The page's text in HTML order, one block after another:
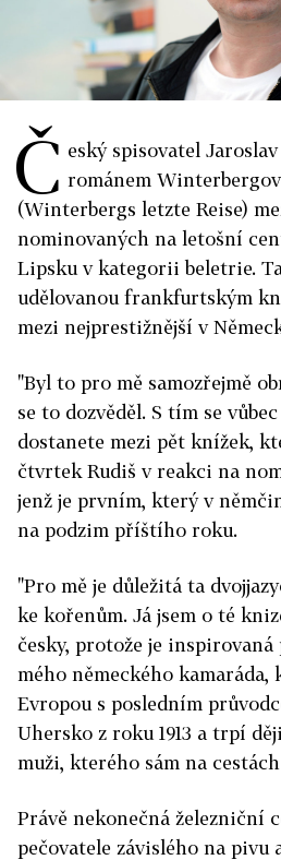
Č eský spisovatel
románem
(Winterbergs letzte Reise)
nominovaných na letošní
Lipsku v kategorii beletrie.
udělovanou frankfurtským
mezi nejprestižnější v
"Byl to pro mě samozřejmě
se to dozvěděl. S tím se
dostanete mezi pět knížek,
čtvrtek Rudiš v reakci na
jenž je prvním, který v
na podzim příštího roku.
"Pro mě je důležitá ta
ke kořenům. Já jsem o té
česky, protože je
mého německého
Evropou s posledním
Uhersko z roku 1913 a trpí
muži, kterého sám na
Právě nekonečná železniční
pečovatele závislého na pivu